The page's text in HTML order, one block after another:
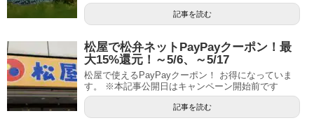
記事を読む
松屋で松弁ネットPayPayクーポン！最
大15%還元！～5/6、～5/17
松屋で使えるPayPayクーポン！ お得になっていま
す。 ※本記事公開日はキャンペーン開始前です
記事を読む